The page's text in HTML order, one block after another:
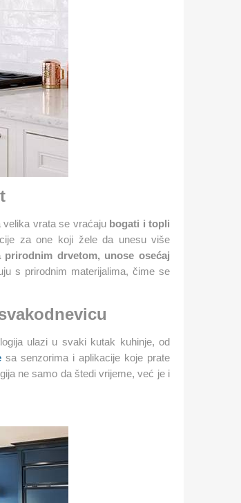
velika vrata se vraćajubogati i topli
za one koji žele da unesu više
drvetom, unose osećaj
s prirodnim materijalima, čime se
ulazi u svaki kutak kuhinje, od
sa senzorima i aplikacije koje prate
ne samo da štedi vrijeme, već je i